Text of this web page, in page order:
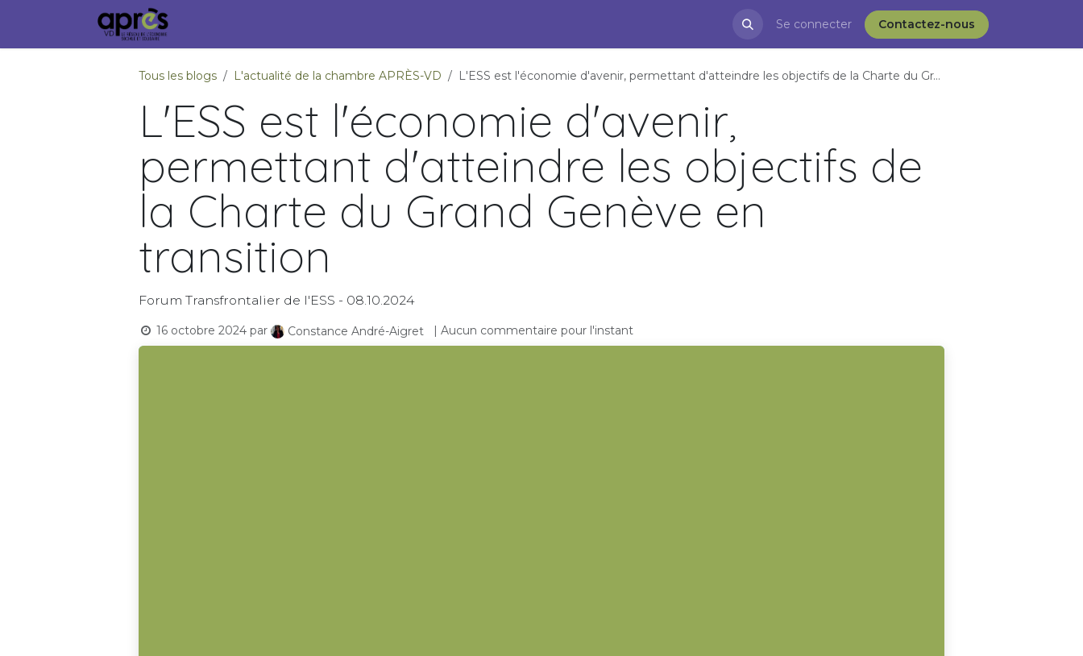
Prestations Blog APRÈS-VD et l'ESS
Se connecter Contactez-nous
Tous les blogs L'actualité de la chambre APRÈS-VD L'ESS est l'économie d'avenir, permettant d'atteindre les objectifs de la Charte du Grand Genève en transition
L'ESS est l'économie d'avenir,
permettant d'atteindre les objectifs de
la Charte du Grand Genève en
transition
Forum Transfrontalier de l'ESS - 08.10.2024
16 octobre 2024 par Constance André-Aigret | Aucun commentaire pour l'instant